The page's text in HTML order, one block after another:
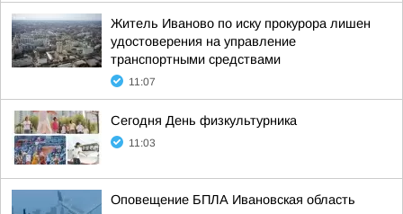
Житель Иваново по иску прокурора лишен
удостоверения на управление
транспортными средствами
11:07
Сегодня День физкультурника
11:03
Оповещение БПЛА Ивановская область